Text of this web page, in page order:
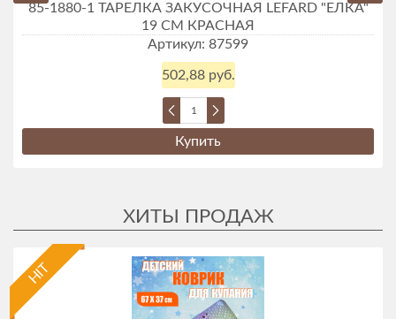
85-1880-1 ТАРЕЛКА ЗАКУСОЧНАЯ LEFARD "ЕЛКА"
19 СМ КРАСНАЯ
Артикул: 87599
502,88 руб.
Купить
HIT